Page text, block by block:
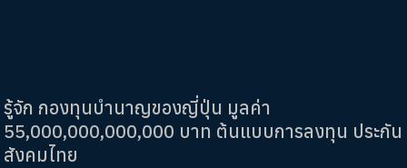
รู้จัก กองทุนบำนาญของญี่ปุ่น มูลค่า
55,000,000,000,000 บาท ต้นแบบการลงทุน ประกัน
สังคมไทย